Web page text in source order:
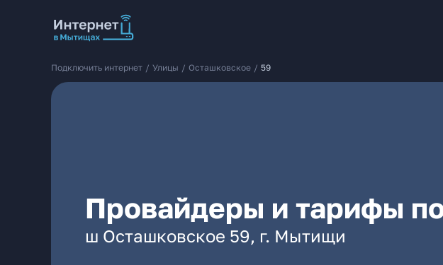
Подключить интернет / Улицы / Осташковское / 59
Провайдеры и тарифы
ш Осташковское 59, г. Мытищи